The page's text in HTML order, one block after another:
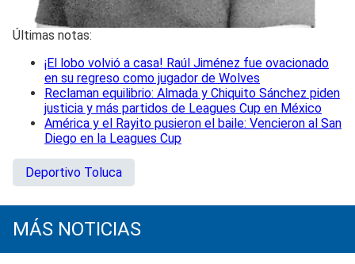
Últimas notas:
¡El lobo volvió a casa! Raúl Jiménez fue ovacionado
en su regreso como jugador de Wolves
Reclaman equilibrio: Almada y Chiquito Sánchez piden
justicia y más partidos de Leagues Cup en México
América y el Rayito pusieron el baile: Vencieron al San
Diego en la Leagues Cup
Deportivo Toluca
MÁS NOTICIAS